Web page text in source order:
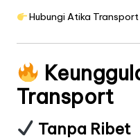
Hubungi Atika
Transport
Tanpa Ribet